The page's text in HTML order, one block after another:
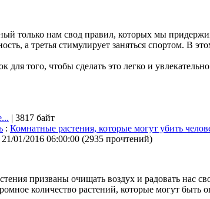
только нам свод правил, которых мы
а третья стимулирует заняться спортом. В
для того, чтобы сделать это легко и
| 3817 байт
: Комнатные растения, которые могут убить
21/01/2016 06:00:00 (2935 прочтений)
призваны очищать воздух и радовать нас
количество растений, которые могут